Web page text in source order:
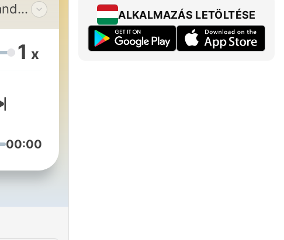
as
1 x
00:00
ALKALMAZÁS LETÖLTÉSE